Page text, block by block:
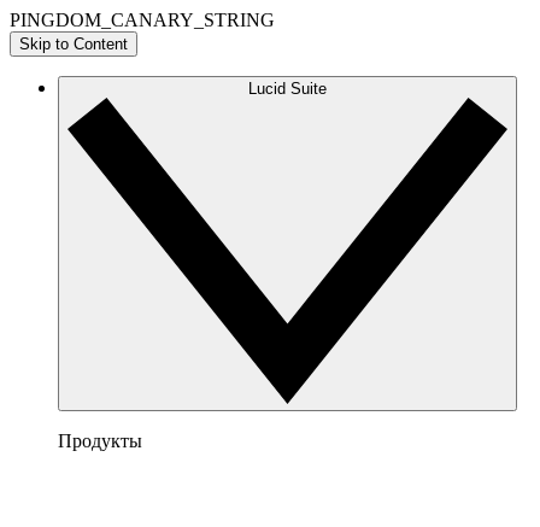
PINGDOM_CANARY_STRING
Skip to Content
Lucid Suite
Продукты